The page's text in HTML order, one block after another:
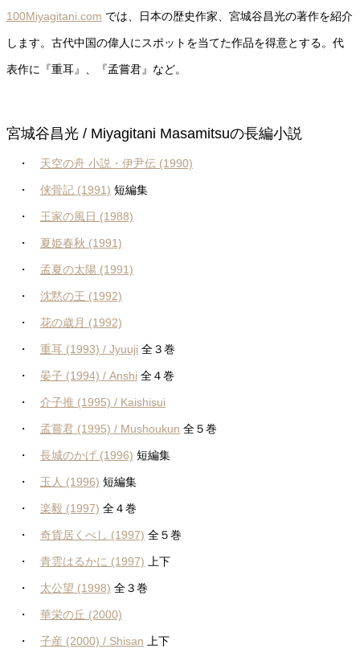
100Miyagitani.com では、日本の歴史作家、宮城谷昌光の著作を紹介
します。古代中国の偉人にスポットを当てた作品を得意とする。代
表作に『重耳』、『孟嘗君』など。
宮城谷昌光 / Miyagitani Masamitsuの長編小説
・ 天空の舟 小説・伊尹伝 (1990)
・ 侠骨記 (1991) 短編集
・ 王家の風日 (1988)
・ 夏姫春秋 (1991)
・ 孟夏の太陽 (1991)
・ 沈黙の王 (1992)
・ 花の歳月 (1992)
・ 重耳 (1993) / Jyuuji 全３巻
・ 晏子 (1994) / Anshi 全４巻
・ 介子推 (1995) / Kaishisui
・ 孟嘗君 (1995) / Mushoukun 全５巻
・ 長城のかげ (1996) 短編集
・ 玉人 (1996) 短編集
・ 楽毅 (1997) 全４巻
・ 奇貨居くべし (1997) 全５巻
・ 青雲はるかに (1997) 上下
・ 太公望 (1998) 全３巻
・ 華栄の丘 (2000)
・ 子産 (2000) / Shisan 上下